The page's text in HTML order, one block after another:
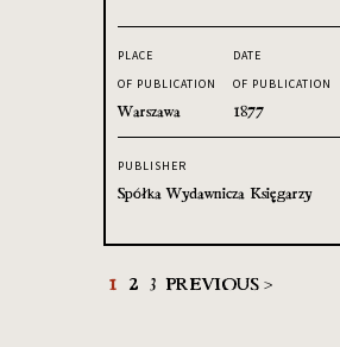
PLACE
OF PUBLICATION
Warszawa
DATE
OF PUBLICATION
1877
PUBLISHER
Spółka Wydawnicza Księgarzy
1 2 3 PREVIOUS >